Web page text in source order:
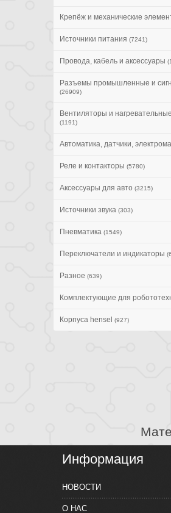
Крепёж и механические
Источники питания (7241)
Провода, кабель и аксессуары
Разъемы промышленные и
(26909)
Вентиляторы и
(1191)
Автоматика, датчики,
Реле и контакторы (5780)
Аксессуары для авто (3215)
Источники звука (303)
Пневматика (1549)
Переключатели и индикаторы
Разное (639)
Комплектующие для
Корпуса hensel (927)
Информация
НОВОСТИ
О НАС